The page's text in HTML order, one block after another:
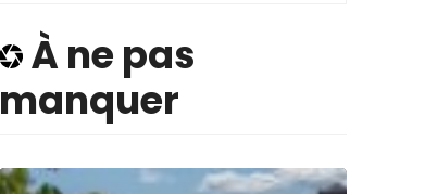
À ne pas
manquer